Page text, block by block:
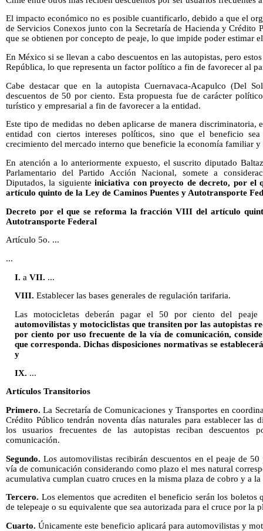
El impacto económico no es posible cuantificarlo, debido a que el
de Servicios Conexos junto con la Secretaría de Hacienda y Crédito
que se obtienen por concepto de peaje, lo que impide poder estimar
En México si se llevan a cabo descuentos en las autopistas, pero
República, lo que representa un factor político a fin de favorecer al
Cabe destacar que en la autopista Cuernavaca-Acapulco (Del
descuentos de 50 por ciento. Esta propuesta fue de carácter
turístico y empresarial a fin de favorecer a la entidad.
Este tipo de medidas no deben aplicarse de manera discriminatoria,
entidad con ciertos intereses políticos, sino que el beneficio
crecimiento del mercado interno que beneficie la economía familiar
En atención a lo anteriormente expuesto, el suscrito diputado
Parlamentario del Partido Acción Nacional, somete a
Diputados, la siguienteiniciativa con proyecto de decreto, por
artículo quinto de la Ley de Caminos Puentes y Autotransporte
Decreto por el que se reforma la fracción VIII del artículo
Autotransporte Federal
Artículo 5o. ...
...
I. a VII. ...
VIII. Establecer las bases generales de regulación tarifaria.
Las motocicletas deberán pagar el 50 por ciento del
automovilistas y motociclistas que transiten por las autopistas
por ciento por uso frecuente de la vía de comunicación,
que corresponda. Dichas disposiciones normativas se
y
IX. ...
Artículos Transitorios
Primero. La Secretaría de Comunicaciones y Transportes en
Crédito Público tendrán noventa días naturales para establecer las
los usuarios frecuentes de las autopistas reciban
comunicación.
Segundo.Los automovilistas recibirán descuentos en el peaje de
vía de comunicación considerando como plazo el mes natural
acumulativa cumplan cuatro cruces en la misma plaza de cobro y a
Tercero. Los elementos que acrediten el beneficio serán los boletos
de telepeaje o su equivalente que sea autorizada para el cruce por la
Cuarto. Únicamente este beneficio aplicará para automovilistas y